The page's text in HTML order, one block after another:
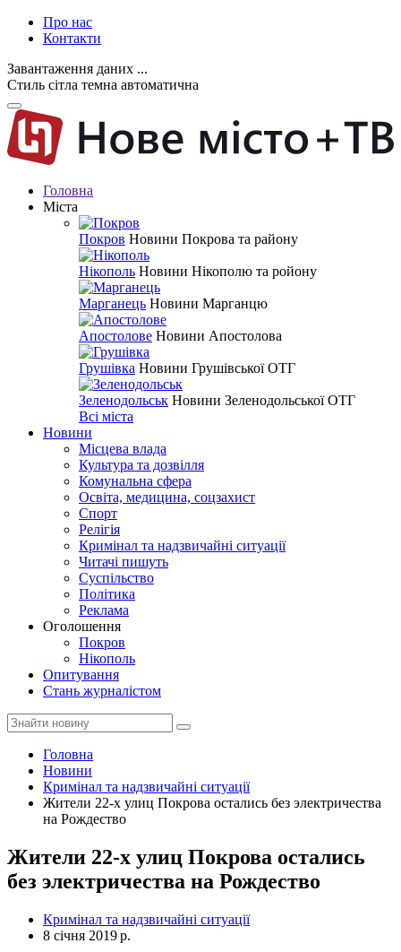
Про нас
Контакти
Завантаження даних ...
Стиль сітла темна автоматична
Головна
Міста
Покров Новини Покрова та району
Нікополь Новини Нікополю та ройону
Марганець Новини Марганцю
Апостолове Новини Апостолова
Грушівка Новини Грушівської ОТГ
Зеленодольськ Новини Зеленодольської ОТГ
Всі міста
Новини
Місцева влада
Культура та дозвілля
Комунальна сфера
Освіта, медицина, соцзахист
Спорт
Релігія
Кримінал та надзвичайні ситуації
Читачі пишуть
Суспільство
Політика
Реклама
Оголошення
Покров
Нікополь
Опитування
Стань журналістом
Головна
Новини
Кримінал та надзвичайні ситуації
Жители 22-х улиц Покрова остались без электричества
на Рождество
Жители 22-х улиц Покрова остались
без электричества на Рождество
Кримінал та надзвичайні ситуації
8 січня 2019 р.